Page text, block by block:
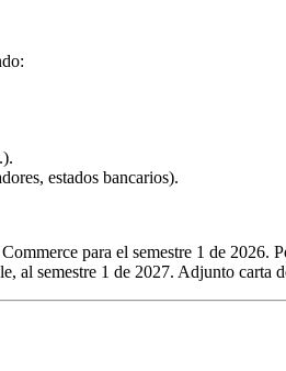
estados bancarios).
para el semestre 1 de 2026.
al semestre 1 de 2027. Adjunto carta